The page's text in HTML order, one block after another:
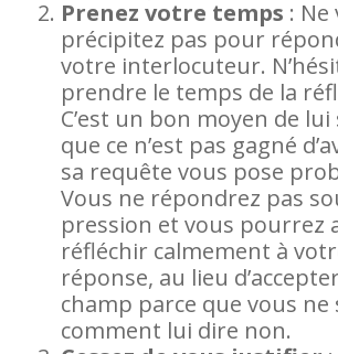
Prenez votre temps : Ne
précipitez pas pour
votre interlocuteur.
prendre le temps de la
C’est un bon moyen de
que ce n’est pas gagné
sa requête vous pose
Vous ne répondrez pas
pression et vous pourrez
réfléchir calmement à
réponse, au lieu
champ parce que vous ne
comment lui dire non.